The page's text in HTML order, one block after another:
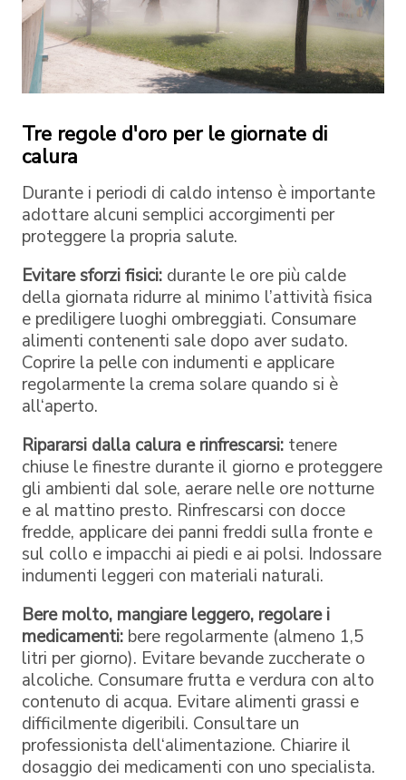
Tre regole d'oro per le giornate di
calura
Durante i periodi di caldo intenso è importante
adottare alcuni semplici accorgimenti per
proteggere la propria salute.
Evitare sforzi fisici: durante le ore più calde
della giornata ridurre al minimo l’attività fisica
e prediligere luoghi ombreggiati. Consumare
alimenti contenenti sale dopo aver sudato.
Coprire la pelle con indumenti e applicare
regolarmente la crema solare quando si è
all‘aperto.
Ripararsi dalla calura e rinfrescarsi: tenere
chiuse le finestre durante il giorno e proteggere
gli ambienti dal sole, aerare nelle ore notturne
e al mattino presto. Rinfrescarsi con docce
fredde, applicare dei panni freddi sulla fronte e
sul collo e impacchi ai piedi e ai polsi. Indossare
indumenti leggeri con materiali naturali.
Bere molto, mangiare leggero, regolare i
medicamenti: bere regolarmente (almeno 1,5
litri per giorno). Evitare bevande zuccherate o
alcoliche. Consumare frutta e verdura con alto
contenuto di acqua. Evitare alimenti grassi e
difficilmente digeribili. Consultare un
professionista dell‘alimentazione. Chiarire il
dosaggio dei medicamenti con uno specialista.